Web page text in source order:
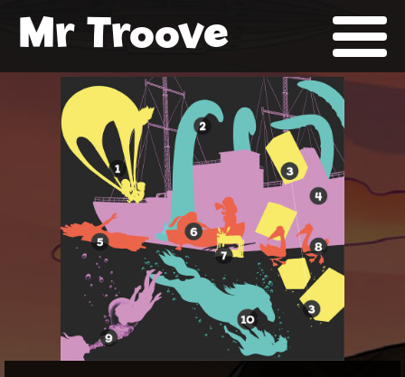
Mr Troove